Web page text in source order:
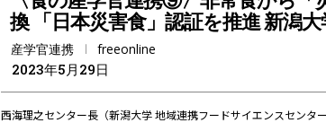
換 「日本災害食」認証を推進 新潟大
産学官連携 freeonline
2023年5月29日
西海理之センター長（新潟大学 地域連携フードサイエンスセンター